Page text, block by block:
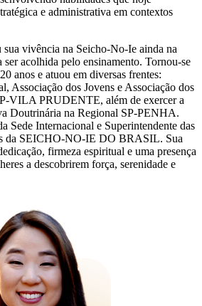
e administrativa em contextos
vivência na Seicho-No-Ie ainda na
acolhida pelo ensinamento. Tornou-se
anos e atuou em diversas frentes:
Associação dos Jovens e Associação dos
VILA PRUDENTE, além de exercer a
Doutrinária na Regional SP-PENHA.
Sede Internacional e Superintendente das
da SEICHO-NO-IE DO BRASIL. Sua
firmeza espiritual e uma presença
a descobrirem força, serenidade e